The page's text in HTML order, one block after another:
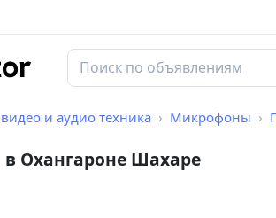
и аудио техника Микрофоны
Охангароне Шахаре